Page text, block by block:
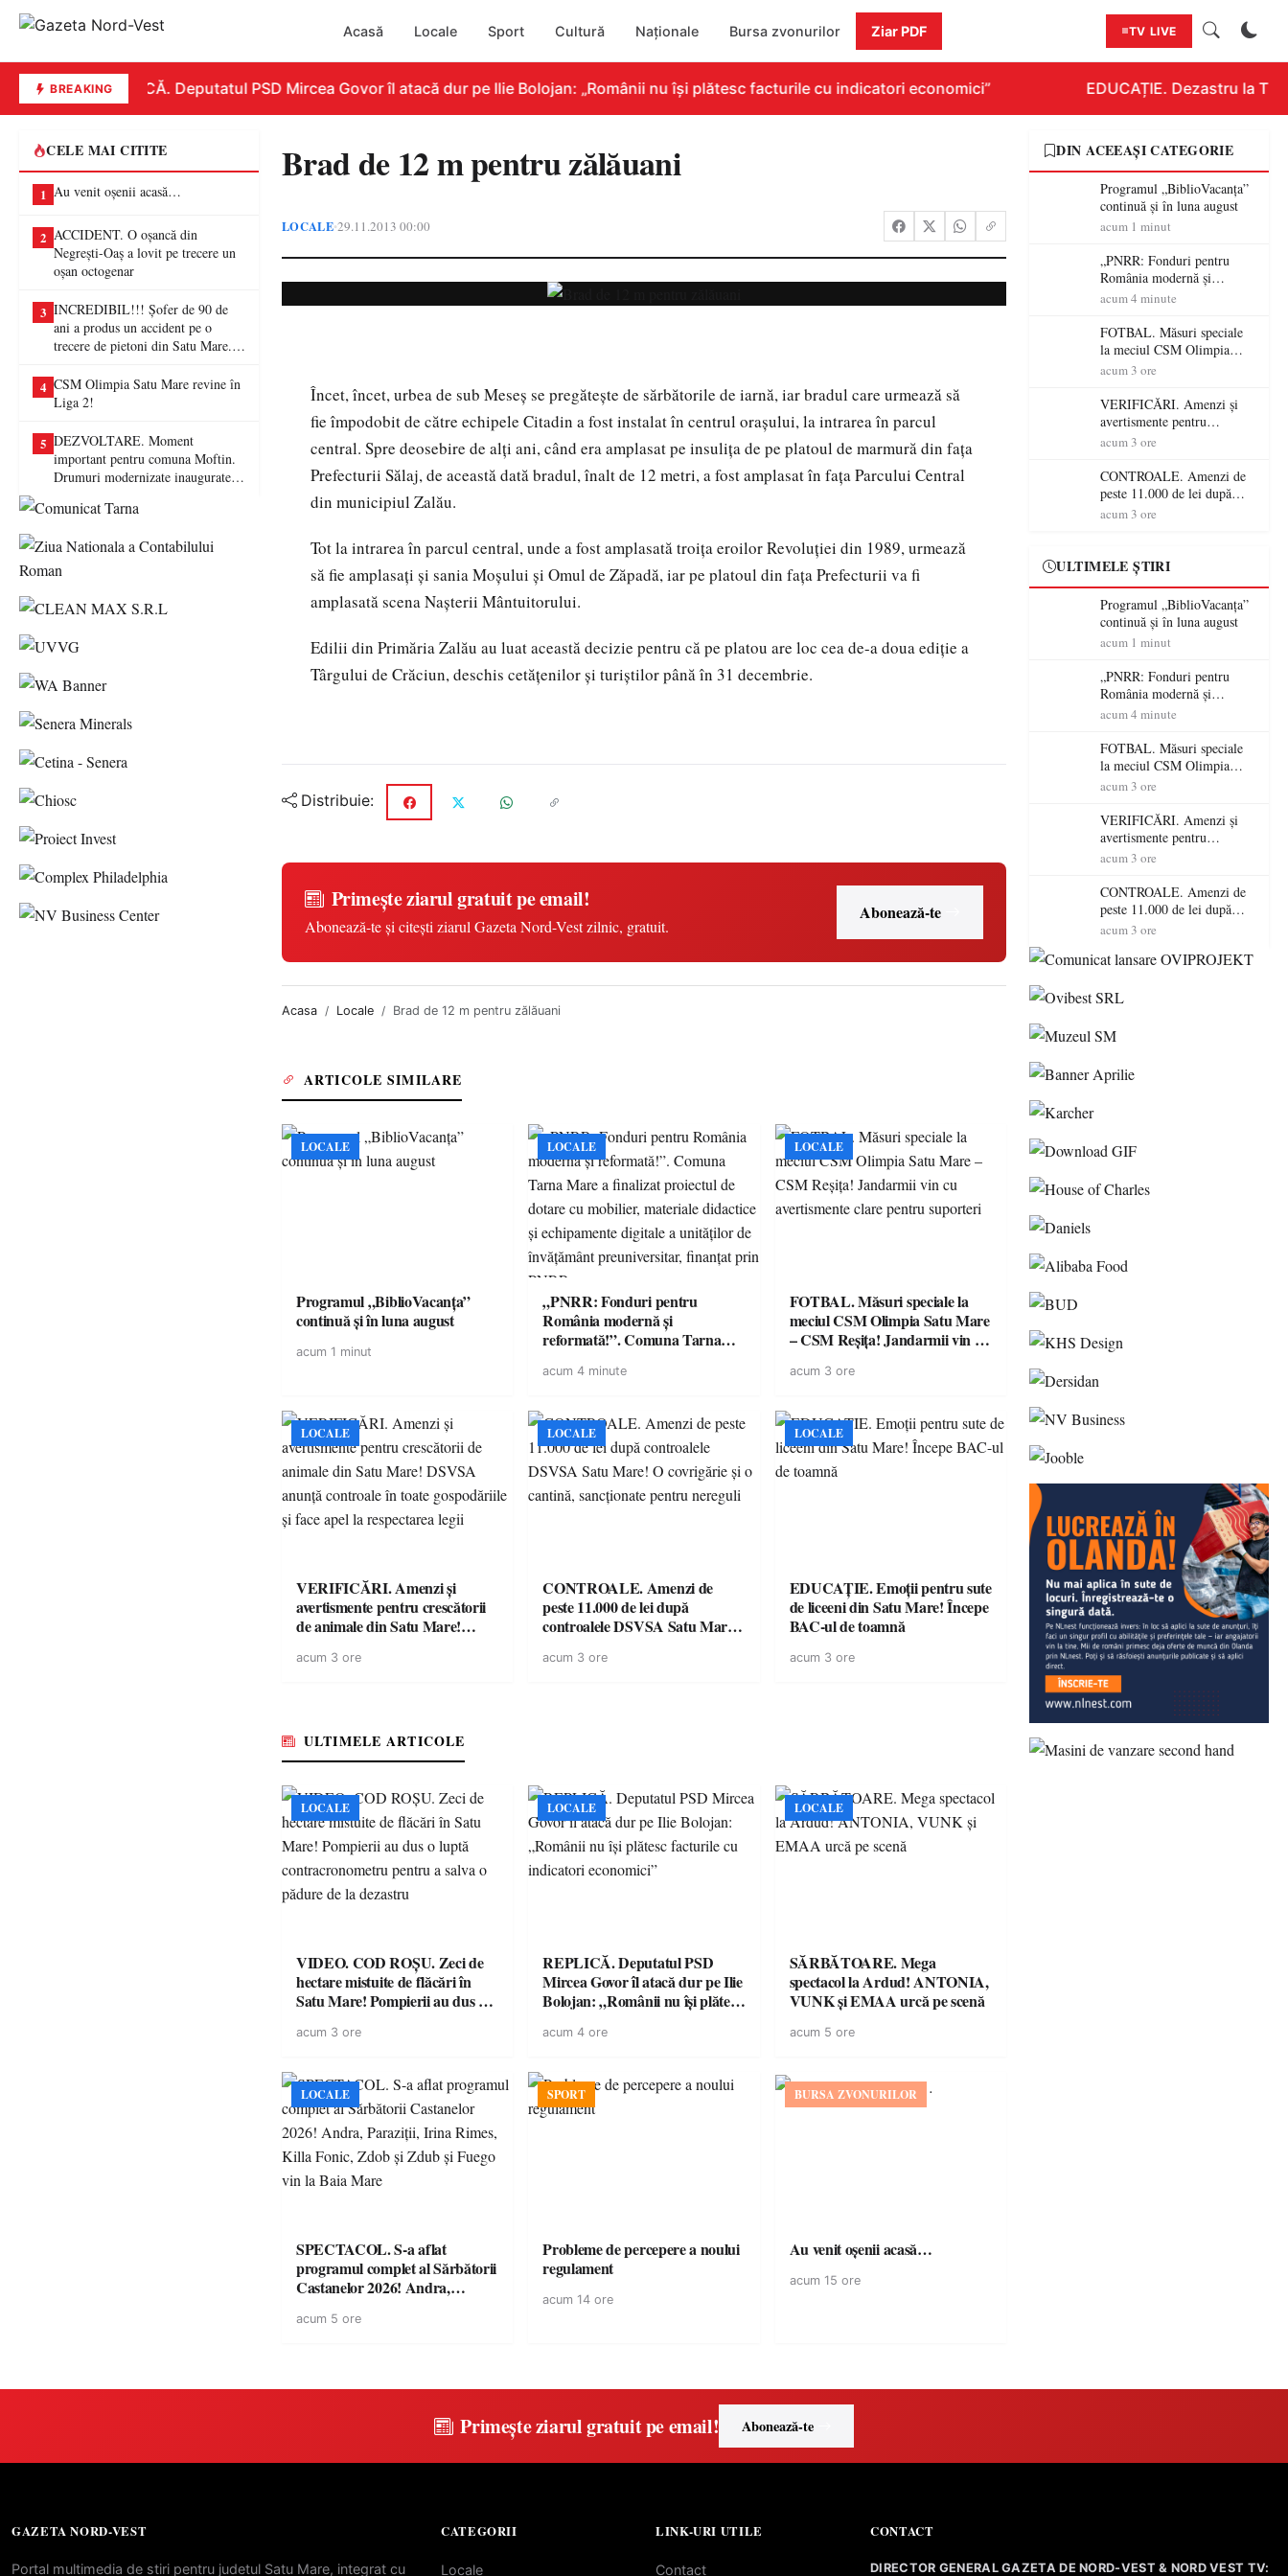
Acasă Locale Sport Cultură Naționale Bursa zvonurilor Ziar PDF TV LIVE
BREAKINGREPLICĂ. Deputatul PSD Mircea Govor îl atacă dur pe Ilie Bolojan: „Românii nu își plătesc facturile cu indicatori economici” EDUCAȚIE. Dezastru la
CELE MAI CITITE
1 Au venit oșenii acasă…
2 ACCIDENT. O oșancă din
Negrești-Oaș a lovit pe trecere un
oșan octogenar
3 INCREDIBIL!!! Șofer de 90 de
ani a produs un accident pe o
trecere de pietoni din Satu Mare. O
4 CSM Olimpia Satu Mare revine în
Liga 2!
5 DEZVOLTARE. Moment
important pentru comuna Moftin.
Drumuri modernizate inaugurate în
Brad de 12 m pentru zălăuani
LOCALE•29.11.2013 00:00
Încet, încet, urbea de sub Meseș se pregătește de sărbătorile de iarnă, iar bradul care urmează să
fie împodobit de către echipele Citadin a fost instalat în centrul oraşului, la intrarea în parcul
central. Spre deosebire de alţi ani, când era amplasat pe insulița de pe platoul de marmură din fața
Prefecturii Sălaj, de această dată bradul, înalt de 12 metri, a fost amplasat în faţa Parcului Central
din municipiul Zalău.
Tot la intrarea în parcul central, unde a fost amplasată troița eroilor Revoluției din 1989, urmează
să fie amplasați şi sania Moşului şi Omul de Zăpadă, iar pe platoul din faţa Prefecturii va fi
amplasată scena Naşterii Mântuitorului.
Edilii din Primăria Zalău au luat această decizie pentru că pe platou are loc cea de-a doua ediţie a
Târgului de Crăciun, deschis cetățenilor și turiștilor până în 31 decembrie.
Distribuie:
Primește ziarul gratuit pe email!
Abonează-te și citești ziarul Gazeta Nord-Vest zilnic, gratuit.
Abonează-te
Acasa Locale Brad de 12 m pentru zălăuani
ARTICOLE SIMILARE
LOCALE
Programul „BiblioVacanța”
continuă și în luna august
acum 1 minut
LOCALE
„PNRR: Fonduri pentru
România modernă și
reformată!”. Comuna Tarna
dotare cu mobilier, materiale
a unităților de învățământ
preuniversitar, finanțat prin
PNRR
acum 4 minute
LOCALE
FOTBAL. Măsuri speciale la
meciul CSM Olimpia Satu Mare
– CSM Reșița! Jandarmii vin cu
suporteri
acum 3 ore
LOCALE
VERIFICĂRI. Amenzi și
avertismente pentru crescătorii
de animale din Satu Mare!
toate gospodăriile și face apel la
acum 3 ore
LOCALE
CONTROALE. Amenzi de
peste 11.000 de lei după
controalele DSVSA Satu Mare!
sancționate pentru nereguli
acum 3 ore
LOCALE
EDUCAȚIE. Emoții pentru sute
de liceeni din Satu Mare! Începe
BAC-ul de toamnă
acum 3 ore
ULTIMELE ARTICOLE
LOCALE
VIDEO. COD ROȘU. Zeci de
hectare mistuite de flăcări în
Satu Mare! Pompierii au dus o
a salva o pădure de la dezastru
acum 3 ore
LOCALE
REPLICĂ. Deputatul PSD
Mircea Govor îl atacă dur pe Ilie
Bolojan: „Românii nu își plătesc
economici”
acum 4 ore
LOCALE
SĂRBĂTOARE. Mega
spectacol la Ardud! ANTONIA,
VUNK și EMAA urcă pe scenă
acum 5 ore
LOCALE
SPECTACOL. S-a aflat
programul complet al Sărbătorii
Castanelor 2026! Andra,
Fonic, Zdob și Zdub și Fuego
acum 5 ore
SPORT
Probleme de percepere a noului
regulament
acum 14 ore
BURSA ZVONURILOR
Au venit oșenii acasă…
acum 15 ore
DIN ACEEAȘI CATEGORIE
Programul „BiblioVacanța”
continuă și în luna august
acum 1 minut
„PNRR: Fonduri pentru
România modernă și
reformată!”. Comuna Tarna
dotare cu mobilier,
materiale didactice și
echipamente digitale a
unităților de învățământ
preuniversitar, finanțat prin
PNRR
acum 4 minute
FOTBAL. Măsuri speciale
la meciul CSM Olimpia
Satu Mare – CSM Reșița!
avertismente clare pentru
suporteri
acum 3 ore
VERIFICĂRI. Amenzi și
avertismente pentru
crescătorii de animale din
controale în toate
gospodăriile și face apel la
respectarea legii
acum 3 ore
CONTROALE. Amenzi de
peste 11.000 de lei după
controalele DSVSA Satu
nereguli
acum 3 ore
ULTIMELE ȘTIRI
Programul „BiblioVacanța”
continuă și în luna august
acum 1 minut
„PNRR: Fonduri pentru
România modernă și
reformată!”. Comuna Tarna
dotare cu mobilier,
materiale didactice și
echipamente digitale a
unităților de învățământ
preuniversitar, finanțat prin
PNRR
acum 4 minute
FOTBAL. Măsuri speciale
la meciul CSM Olimpia
Satu Mare – CSM Reșița!
avertismente clare pentru
suporteri
acum 3 ore
VERIFICĂRI. Amenzi și
avertismente pentru
crescătorii de animale din
controale în toate
gospodăriile și face apel la
respectarea legii
acum 3 ore
CONTROALE. Amenzi de
peste 11.000 de lei după
controalele DSVSA Satu
cantină, sancționate pentru
acum 3 ore
Primește ziarul gratuit pe email! Abonează-te
GAZETA NORD-VEST
Portal multimedia de stiri pentru judetul Satu Mare, integrat cu
CATEGORII
Locale
LINK-URI UTILE
Contact
CONTACT
DIRECTOR GENERAL GAZETA DE NORD-VEST & NORD VEST TV: